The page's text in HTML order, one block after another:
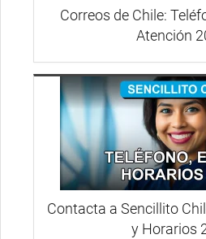
Correos de Chile:
Atención
Contacta a Sencillito
y Horarios